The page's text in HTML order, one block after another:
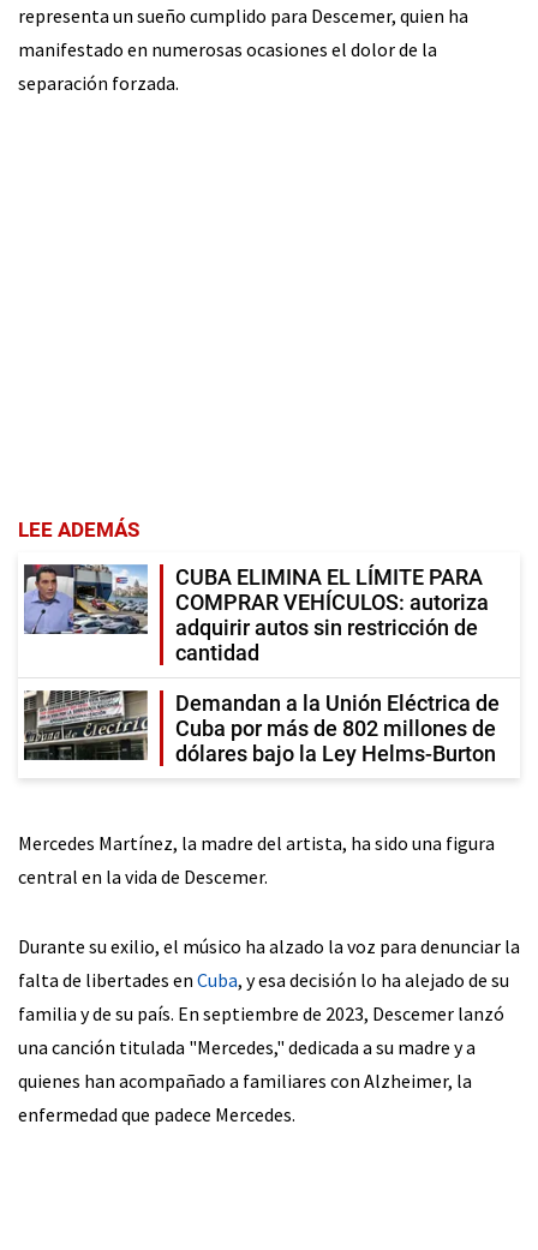
representa un sueño cumplido para Descemer, quien ha
manifestado en numerosas ocasiones el dolor de la
separación forzada.
LEE ADEMÁS
CUBA ELIMINA EL LÍMITE PARA
COMPRAR VEHÍCULOS: autoriza
adquirir autos sin restricción de
cantidad
Demandan a la Unión Eléctrica de
Cuba por más de 802 millones de
dólares bajo la Ley Helms-Burton
Mercedes Martínez, la madre del artista, ha sido una figura
central en la vida de Descemer.
Durante su exilio, el músico ha alzado la voz para denunciar la
falta de libertades en Cuba, y esa decisión lo ha alejado de su
familia y de su país. En septiembre de 2023, Descemer lanzó
una canción titulada "Mercedes," dedicada a su madre y a
quienes han acompañado a familiares con Alzheimer, la
enfermedad que padece Mercedes.